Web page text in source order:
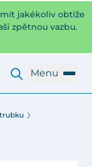
jakékoliv obtíže
zpětnou vazbu.
Menu